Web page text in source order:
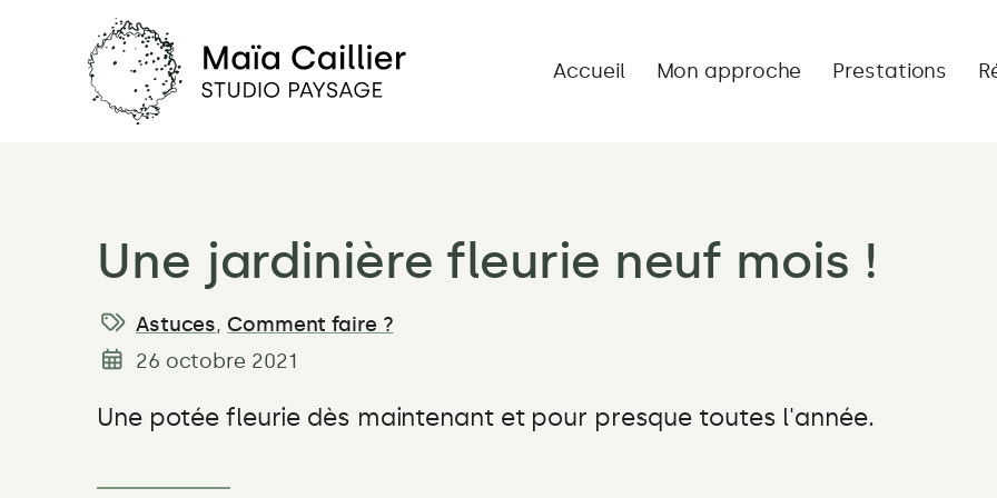
Paysage
–
Les
meilleures
plantes
pour
Accueil Mon approche Prestations
Une jardinière fleurie neuf mois !
Catégories:
Astuces,Comment faire ?
Date
publication:
26 octobre 2021
Une potée fleurie dès maintenant et pour presque toutes l'année.